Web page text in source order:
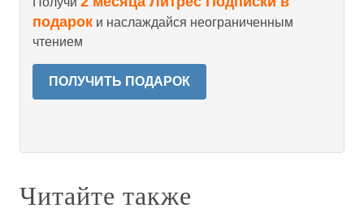
подарок и наслаждайся неограниченным
чтением
ПОЛУЧИТЬ ПОДАРОК
Читайте также